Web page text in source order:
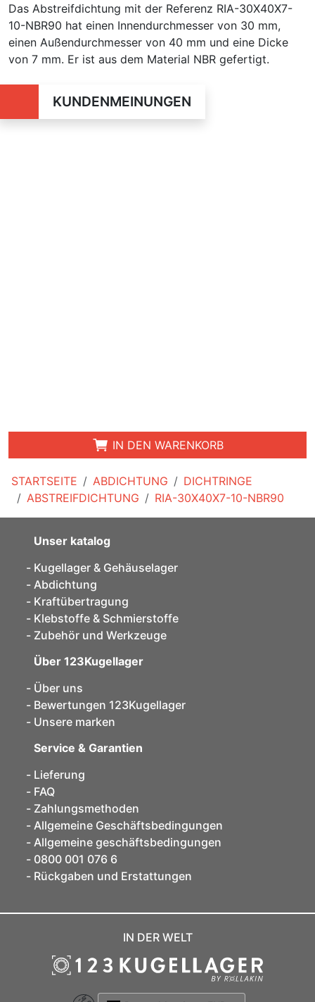
STARTSEITE ABDICHTUNG
DICHTRINGE
ABSTREIFDICHTUNG
RIA-30X40X7-10-NBR90
Das Abstreifdichtung mit der Referenz RIA-30X40X7-
10-NBR90 hat einen Innendurchmesser von 30 mm,
einen Außendurchmesser von 40 mm und eine Dicke
von 7 mm. Er ist aus dem Material NBR gefertigt.
KUNDENMEINUNGEN
IN DEN WARENKORB
Unser katalog
Kugellager & Gehäuselager
Abdichtung
Kraftübertragung
Klebstoffe & Schmierstoffe
Zubehör und Werkzeuge
Über 123Kugellager
Über uns
Bewertungen 123Kugellager
Unsere marken
Service & Garantien
Lieferung
FAQ
Zahlungsmethoden
Allgemeine Geschäftsbedingungen
Allgemeine geschäftsbedingungen
0800 001 076 6
Rückgaben und Erstattungen
IN DER WELT